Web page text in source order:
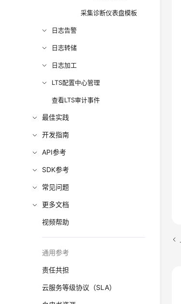
采集诊断仪表盘模板
日志告警
日志转储
日志加工
LTS配置中心管理
查看LTS审计事件
最佳实践
开发指南
API参考
SDK参考
常见问题
更多文档
视频帮助
通用参考
责任共担
云服务等级协议（SLA）